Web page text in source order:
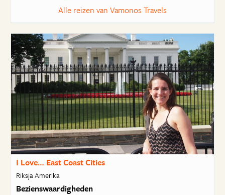
Alle reizen van Vamonos Travels
I Love… East Coast Cities
Riksja Amerika
Bezienswaardigheden